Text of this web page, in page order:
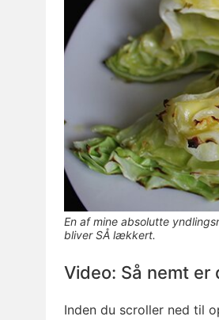
En af mine absolutte
bliver SÅ lækkert.
Video: Så nemt er
Inden du scroller ned til